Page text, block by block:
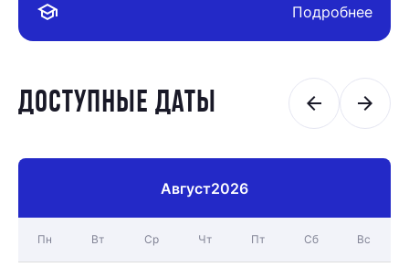
school Подробнее
ДОСТУПНЫЕ ДАТЫ arrow_back arrow_forward
Август2026
Пн Вт Ср Чт Пт Сб Вс